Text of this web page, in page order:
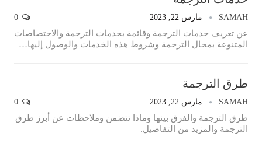
SAMAH مارس 22, 2023
عن تعريف خدمات الترجمة وقائمة بخدمات الترجمة والاختصاصات
المتنوعة بمجال الترجمة وشروط هذه الخدمات والوصول إليها…
طرق الترجمة
SAMAH مارس 22, 2023
طرق الترجمة والفرق بينها وماذا تتضمن وملاحظات عن أبرز طرق
الترجمة والمزيد من التفاصيل.